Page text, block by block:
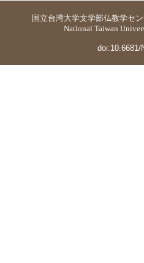
国立台湾大学文学部仏教学セ
National Taiwan
doi:10.6681/